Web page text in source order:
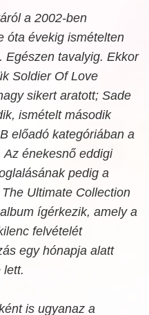
a 2002-ben
óta évekig ismételten
Egészen tavalyig. Ekkor
Soldier Of Love
sikert aratott; Sade
ismételt második
előadó kategóriában a
Az énekesnő eddigi
pedig a
The Ultimate Collection
ígérkezik, amely a
felvételét
egy hónapja alatt
lett.
is ugyanaz a